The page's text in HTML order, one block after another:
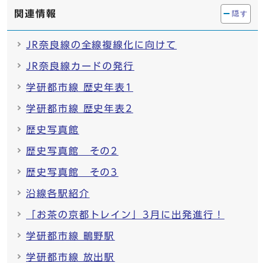
関連情報 隠す
JR奈良線の全線複線化に向けて
JR奈良線カードの発行
学研都市線 歴史年表1
学研都市線 歴史年表2
歴史写真館
歴史写真館 その2
歴史写真館 その3
沿線各駅紹介
「お茶の京都トレイン」3月に出発進行！
学研都市線 鴫野駅
学研都市線 放出駅